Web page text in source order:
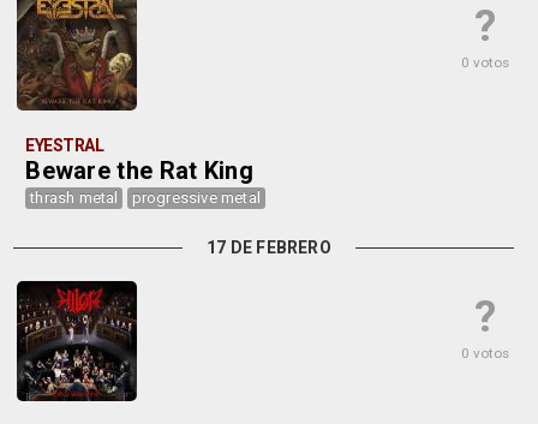
?
0 votos
EYESTRAL
Beware the Rat King
thrash metal progressive metal
17 DE FEBRERO
?
0 votos